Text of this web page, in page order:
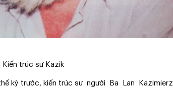
Kiến trúc sư Kazik
kỷ trước, kiến trúc sư người Ba Lan Kazimierz